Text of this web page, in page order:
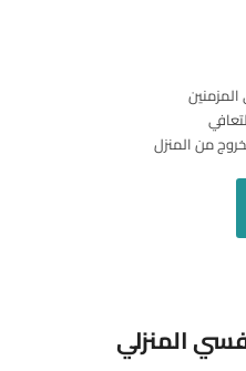
من المنزل
المنزلي